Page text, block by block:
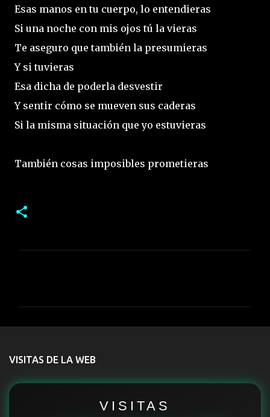
Esas manos en tu cuerpo, lo entendieras
Si una noche con mis ojos tú la vieras
Te aseguro que también la presumieras
Y si tuvieras
Esa dicha de poderla desvestir
Y sentir cómo se mueven sus caderas
Si la misma situación que yo estuvieras
También cosas imposibles prometieras
t
r
VISITAS DE LA WEB
VISITAS